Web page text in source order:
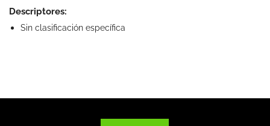
Descriptores:
Sin clasificación específica